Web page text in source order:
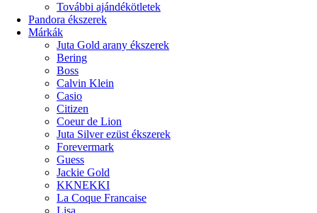
További ajándékötletek
Pandora ékszerek
Márkák
Juta Gold arany ékszerek
Bering
Boss
Calvin Klein
Casio
Citizen
Coeur de Lion
Juta Silver ezüst ékszerek
Forevermark
Guess
Jackie Gold
KKNEKKI
La Coque Francaise
Lisa